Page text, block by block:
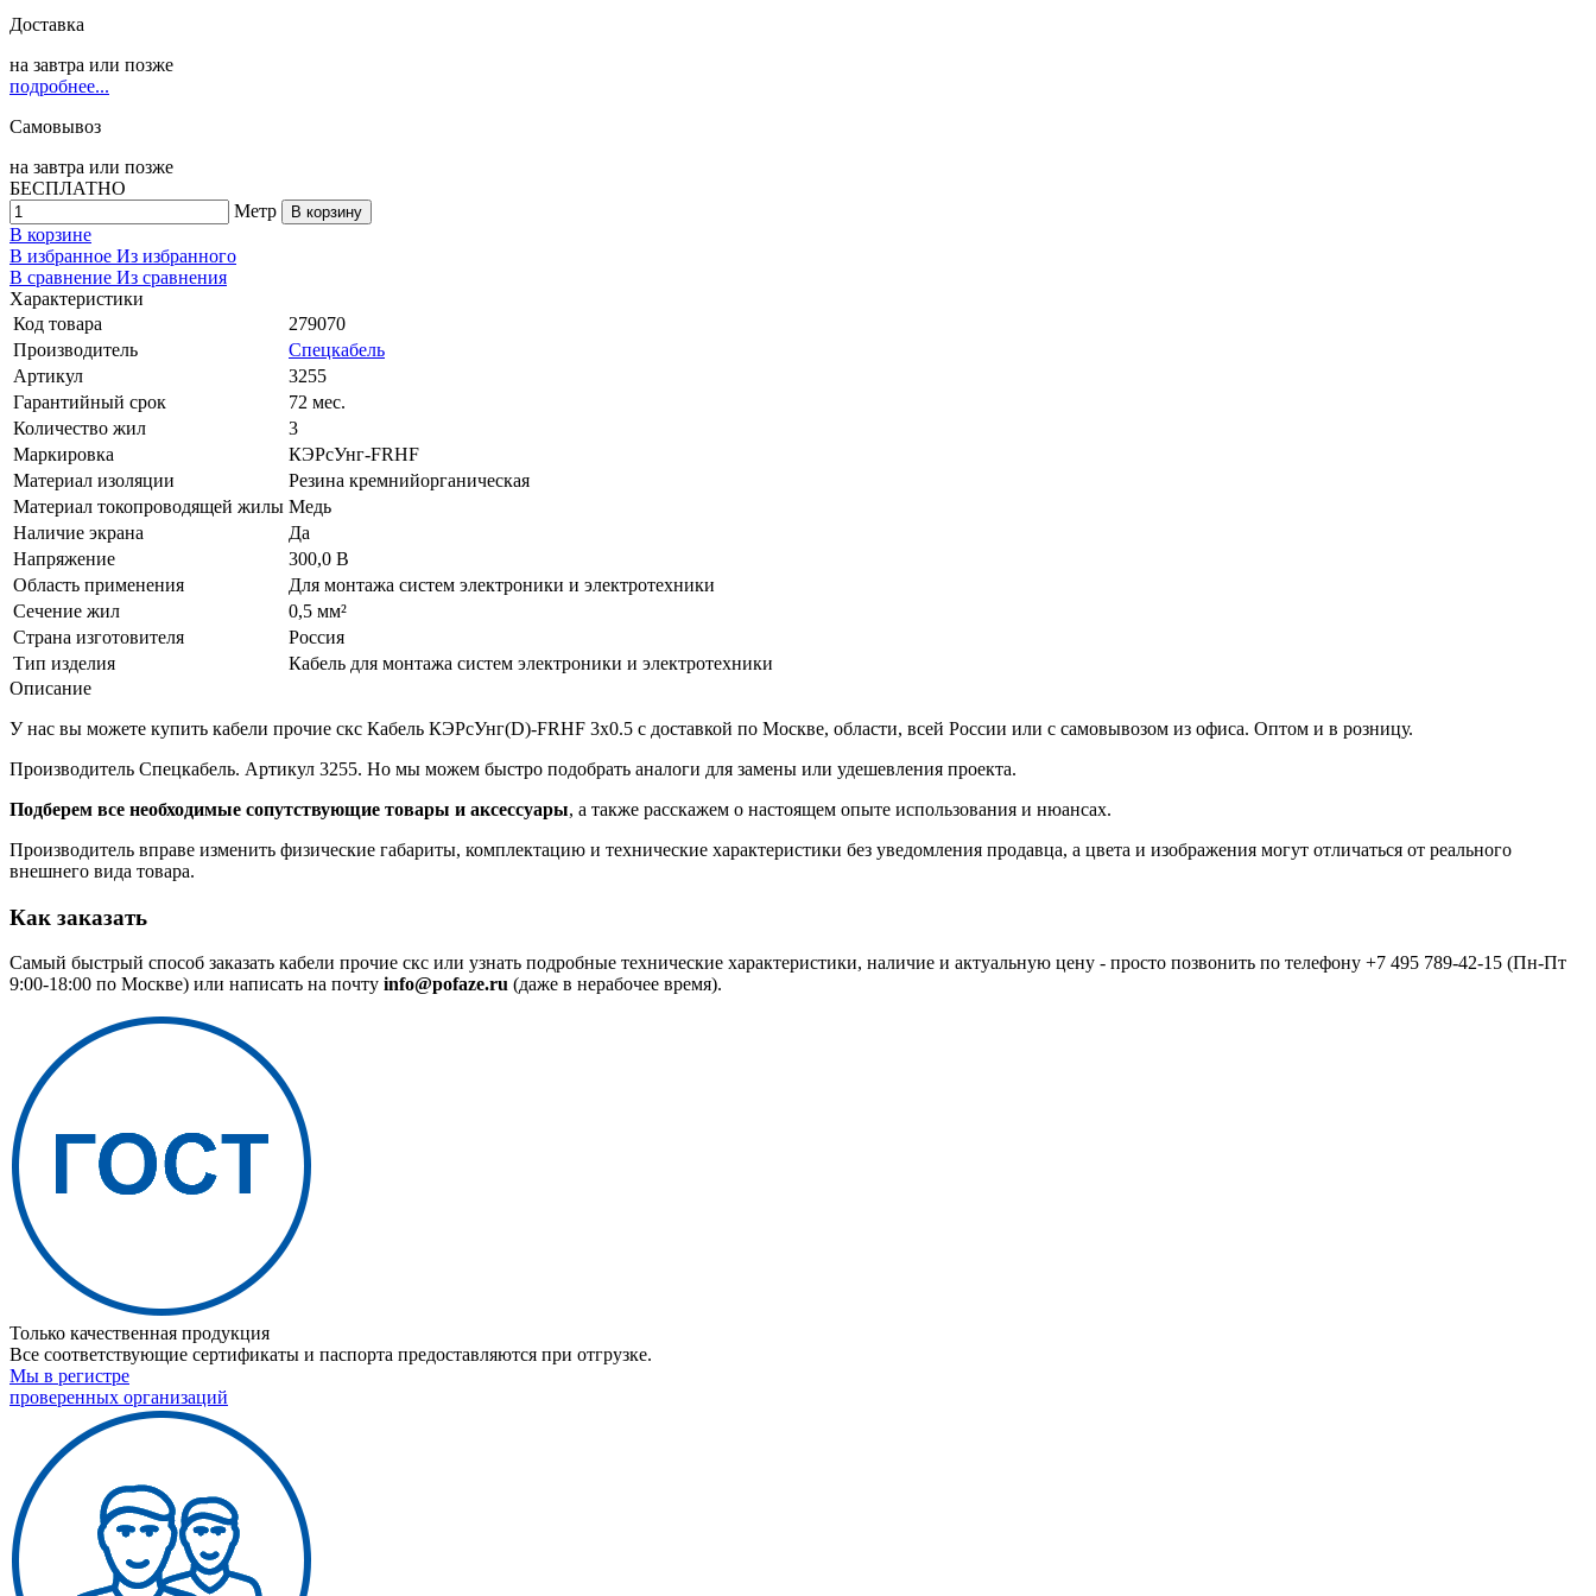
Доставка
на завтра или позже
подробнее...
Самовывоз
на завтра или позже
БЕСПЛАТНО
Метр
В корзину
В корзине
В избранное Из избранного
В сравнение Из сравнения
Характеристики
Код товара
279070
Производитель
Спецкабель
Артикул
3255
Гарантийный срок
72 мес.
Количество жил
3
Маркировка
КЭРсУнг-FRHF
Материал изоляции
Резина кремнийорганическая
Материал токопроводящей жилы Медь
Наличие экрана
Да
Напряжение
300,0 В
Область применения
Для монтажа систем электроники и электротехники
Сечение жил
0,5 мм²
Страна изготовителя
Россия
Тип изделия
Кабель для монтажа систем электроники и электротехники
Описание
У нас вы можете купить кабели прочие скс Кабель КЭРсУнг(D)-FRHF 3х0.5 с доставкой по Москве, области, всей России или с самовывозом из офиса. Оптом и в розницу.
Производитель Спецкабель. Артикул 3255. Но мы можем быстро подобрать аналоги для замены или удешевления проекта.
Подберем все необходимые сопутствующие товары и аксессуары, а также расскажем о настоящем опыте использования и нюансах.
Производитель вправе изменить физические габариты, комплектацию и технические характеристики без уведомления продавца, а цвета и изображения могут отличаться от реального
внешнего вида товара.
Как заказать
Самый быстрый способ заказать кабели прочие скс или узнать подробные технические характеристики, наличие и актуальную цену - просто позвонить по телефону +7 495 789-42-15 (Пн-Пт
9:00-18:00 по Москве) или написать на почту info@pofaze.ru (даже в нерабочее время).
Только качественная продукция
Все соответствующие сертификаты и паспорта предоставляются при отгрузке.
Мы в регистре
проверенных организаций